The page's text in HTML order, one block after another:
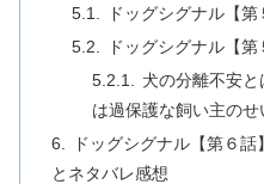
ドッグシグナル【
ドッグシグナル【
犬の分離不安
は過保護な飼い主のせ
ドッグシグナル【第６
とネタバレ感想